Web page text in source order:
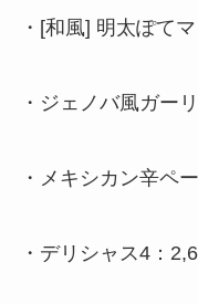
・ [和風] 明太ぽて
・ ジェノバ風ガー
・ メキシカン辛ペ
・ デリシャス4：